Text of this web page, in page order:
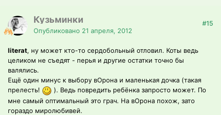
Кузьминки
Опубликовано 21 апреля, 2012
#15
literat, ну может кто-то сердобольный отловил. Коты ведь
целиком не съедят - перья и другие остатки точно бы
валялись.
Ещё один минус к выбору вОрона и маленькая дочка (такая
прелесть!
). Ведь повредить ребёнка запросто может. По
мне самый оптимальный это грач. На вОрона похож, зато
гораздо миролюбивей.